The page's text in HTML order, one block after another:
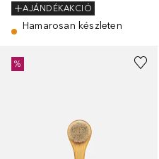
AJÁNDÉKAKCIÓ
Hamarosan készleten
%